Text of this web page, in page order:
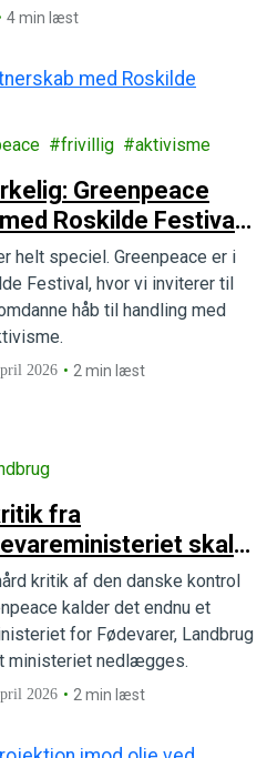
4 min læst
frivillig aktivisme
Greenpeace
Roskilde Festival
kraftcenter
helt speciel. Greenpeace er i
Festival, hvor vi inviterer til
håb til handling med
2026 2 min læst
fra
skal
kritik af den danske kontrol
kalder det endnu et
for Fødevarer, Landbrug
ministeriet nedlægges.
2026 2 min læst